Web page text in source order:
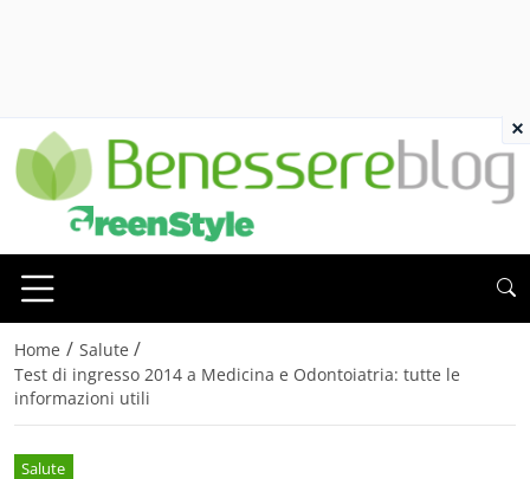
Home / Salute /
Test di ingresso 2014 a Medicina e Odontoiatria: tutte le
informazioni utili
Salute
×